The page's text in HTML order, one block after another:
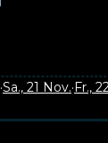
·Sa., 21 Nov.·Fr.,